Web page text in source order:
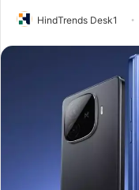
HindTrends Desk1